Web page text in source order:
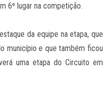
6º lugar na competição.
da equipe na etapa, que
município e que também ficou
uma etapa do Circuito em